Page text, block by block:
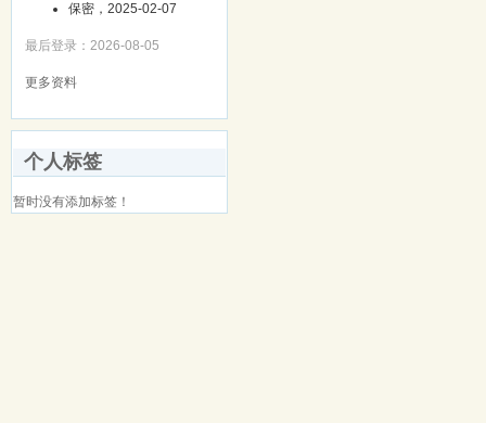
保密，2025-02-07
最后登录：2026-08-05
更多资料
个人标签
暂时没有添加标签！